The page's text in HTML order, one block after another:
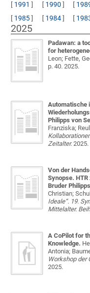
[ 1991 ] [ 1990 ] [
[ 1985] [ 1984] [
2025
Padawan: a
for
Leon; Fette,
p. 40. 2025.
Automatische
Philipps von
Franziska;
Zeitalter. 2025.
Von der
Synopse.
Bruder
Christian;
Ideale“. 19.
Mittelalter.
A CoPilot for
Knowledge.
Antonia;
Workshop der
2025.